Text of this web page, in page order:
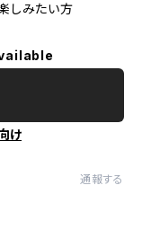
しみたい方
け
通報する